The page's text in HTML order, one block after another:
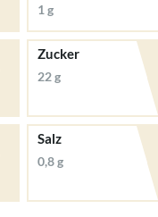
1 g
Zucker
22 g
Salz
0,8 g